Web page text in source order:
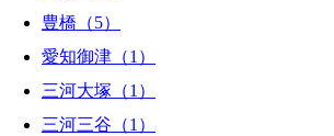
豊橋（5）
愛知御津（1）
三河大塚（1）
三河三谷（1）